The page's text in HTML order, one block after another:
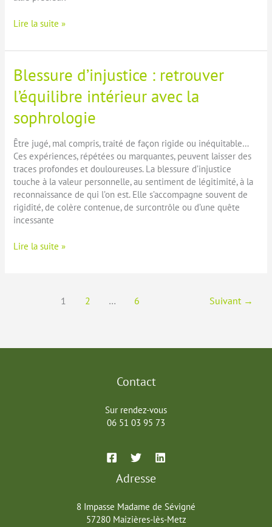
Le
:
la
avec
la
sophrologie
Lire la suite »
Blessure d’injustice : retrouver
l’équilibre intérieur avec la
sophrologie
Être jugé, mal compris, traité de façon rigide ou inéquitable…
Ces expériences, répétées ou marquantes, peuvent laisser des
traces profondes et douloureuses. La blessure d’injustice
touche à la valeur personnelle, au sentiment de légitimité, à la
reconnaissance de qui l’on est. Elle s’accompagne souvent de
rigidité, de colère contenue, de surcontrôle ou d’une quête
incessante
Blessure
sophrologie
Lire la suite »
1 2 … 6 Suivant →
Contact
Sur rendez-vous
06 51 03 95 73
Adresse
8 Impasse Madame de Sévigné
57280 Maizières-lès-Metz